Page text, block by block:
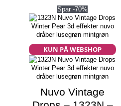
Spar -70%
KUN PÅ WEBSHOP
Nuvo Vintage